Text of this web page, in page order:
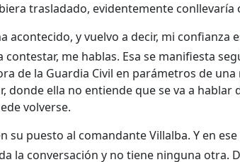
trasladado, evidentemente
acontecido, y vuelvo a decir, mi confianza
contestar, me hablas. Esa se manifiesta
de la Guardia Civil en parámetros de
donde ella no entiende que se va a hablar
volverse.
su puesto al comandante Villalba. Y en
la conversación y no tiene ninguna otra.